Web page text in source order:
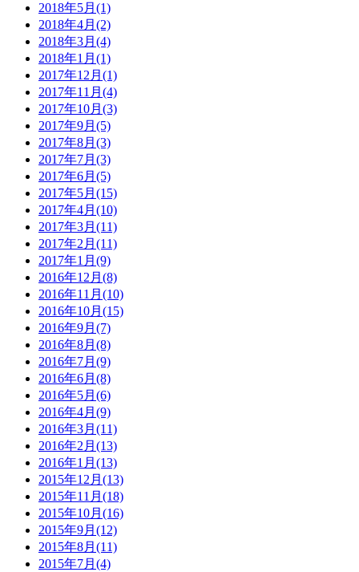
2018年5月(1)
2018年4月(2)
2018年3月(4)
2018年1月(1)
2017年12月(1)
2017年11月(4)
2017年10月(3)
2017年9月(5)
2017年8月(3)
2017年7月(3)
2017年6月(5)
2017年5月(15)
2017年4月(10)
2017年3月(11)
2017年2月(11)
2017年1月(9)
2016年12月(8)
2016年11月(10)
2016年10月(15)
2016年9月(7)
2016年8月(8)
2016年7月(9)
2016年6月(8)
2016年5月(6)
2016年4月(9)
2016年3月(11)
2016年2月(13)
2016年1月(13)
2015年12月(13)
2015年11月(18)
2015年10月(16)
2015年9月(12)
2015年8月(11)
2015年7月(4)